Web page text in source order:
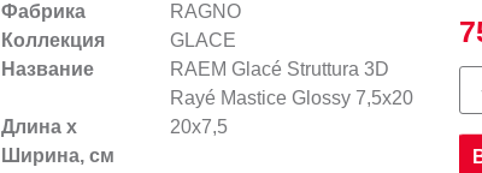
Фабрика
RAGNO
Коллекция
GLACE
Название
RAEM Glacé Struttura 3D
Rayé Mastice Glossy 7,5x20
Длина х
Ширина, см
20x7,5